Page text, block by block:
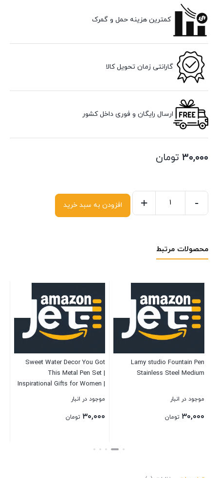
کمترین هزینه حمل و گمرک
گارانتی زمان تحویل کالا
ارسال رایگان و فوری داخل کشور
۳۰,۰۰۰ تومان
-
+ افزودن به سبد خرید
محصولات مرتبط
Lamy studio Fountain Pen
Stainless Steel Medium
موجود در انبار
۳۰,۰۰۰ تومان
Sweet Water Decor You Got
This Metal Pen Set |
Inspirational Gifts for Women |
Accessories | School Supplies
موجود در انبار
۳۰,۰۰۰ تومان
بستن